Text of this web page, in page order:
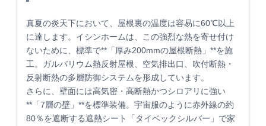
真夏の炎天下において、屋根裏の温度は容易に60℃以上
に達します。イシンホームは、この強烈な熱を寄せ付け
ないために、標準で**「厚み200mmの屋根断熱」**を施
工。ガルバリウム熱反射屋根、空気排出口、吹付断熱・
反射断熱の多層防御システムを形成しています。
さらに、壁面には高気密・高断熱かつシロアリに強い
**「7層の壁」**を標準装備。宇宙服のように赤外線の約
80％を遮断する遮熱シート「タイベックシルバー」で家